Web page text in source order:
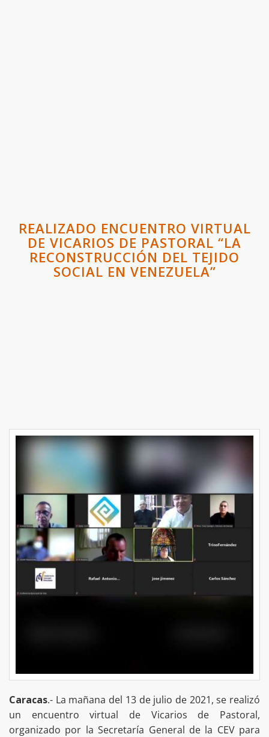
REALIZADO ENCUENTRO VIRTUAL
DE VICARIOS DE PASTORAL “LA
RECONSTRUCCIÓN DEL TEJIDO
SOCIAL EN VENEZUELA”
Caracas.- La mañana del 13 de julio de 2021, se realizó
un encuentro virtual de Vicarios de Pastoral,
organizado por la Secretaría General de la CEV para